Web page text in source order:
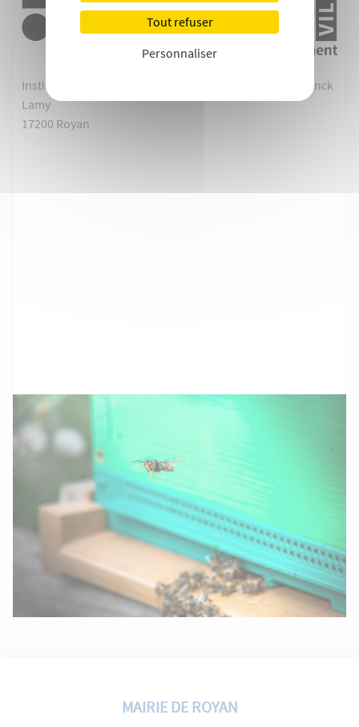
Tout refuser
Personnaliser
Institut de Formation de Royan (IFR) - 48 boulevard Franck
Lamy
17200 Royan
MAIRIE DE ROYAN